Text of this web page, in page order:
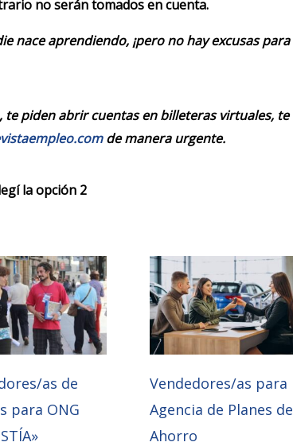
no serán tomados en cuenta.
nace aprendiendo, ¡pero no hay excusas para
piden abrir cuentas en billeteras virtuales, te
de manera urgente.
la opción 2
as de
para ONG
Vendedores/as para
Agencia de Planes de
Ahorro